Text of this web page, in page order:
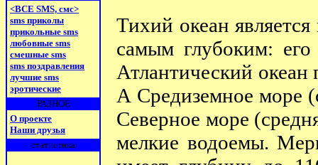
<ВСЕ SMS, смс>
sms приколы
прикольные sms
любовные sms
смешные sms
sms поздравления
лучшие sms
эротические
РАЗНОЕ
О проекте
Наши друзья
статистика
Тихий океан
самым глубоким:
Атлантический
А Средиземное море
Северное море
мелкие водоемы.